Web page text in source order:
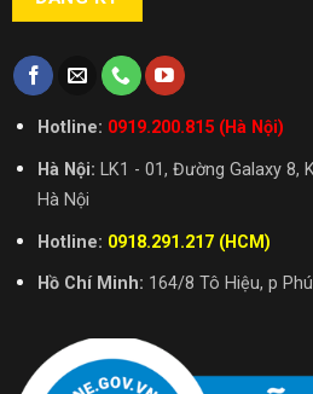
Hotline: 0919.200.815 (Hà Nội)
Hà Nội: LK1 - 01, Đường Galaxy 8,
Hà Nội
Hotline: 0918.291.217 (HCM)
Hồ Chí Minh: 164/8 Tô Hiệu, p